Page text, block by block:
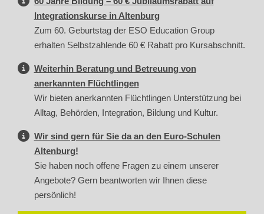
Integrationskurse in Altenburg
Zum 60. Geburtstag der ESO Education Group
erhalten Selbstzahlende 60 € Rabatt pro Kursabschnitt.
Weiterhin Beratung und Betreuung von
anerkannten Flüchtlingen
Wir bieten anerkannten Flüchtlingen Unterstützung bei
Alltag, Behörden, Integration, Bildung und Kultur.
Wir sind gern für Sie da an den Euro-Schulen
Altenburg!
Sie haben noch offene Fragen zu einem unserer
Angebote? Gern beantworten wir Ihnen diese
persönlich!